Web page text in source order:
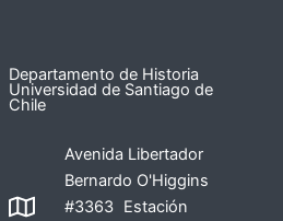
Departamento de Historia
Universidad de Santiago de
Chile
Avenida Libertador
Bernardo O'Higgins
#3363 Estación